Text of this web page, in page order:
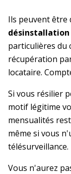
Ils peuvent être
désinstallation
particulières du
récupération
locataire.
Si vous résilier
motif légitime
mensualités
même si vous
télésurveillance.
Vous n'aurez